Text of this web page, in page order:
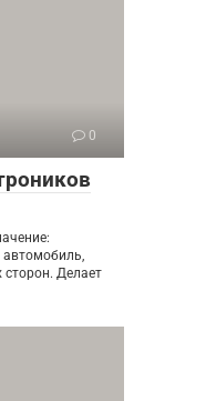
0
автомобиль,
сторон. Делает